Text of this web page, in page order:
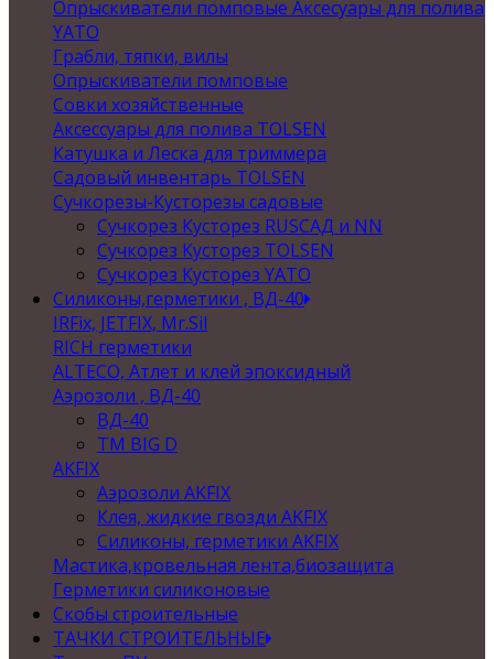
Опрыскиватели помповые Аксесуары для полива
YATO
Грабли, тяпки, вилы
Опрыскиватели помповые
Совки хозяйственные
Аксессуары для полива TOLSEN
Катушка и Леска для триммера
Садовый инвентарь TOLSEN
Сучкорезы-Кусторезы садовые
Сучкорез Кусторез RUSСАД и NN
Сучкорез Кусторез TOLSEN
Сучкорез Кусторез YATO
Силиконы,герметики , ВД-40
IRFix, JETFIX, Mr.Sil
RICH герметики
ALTECO, Атлет и клей эпоксидный
Аэрозоли , ВД-40
ВД-40
TM BIG D
AKFIX
Аэрозоли AKFIX
Клея, жидкие гвозди AKFIX
Силиконы, герметики AKFIX
Мастика,кровельная лента,биозащита
Герметики силиконовые
Скобы строительные
ТАЧКИ СТРОИТЕЛЬНЫЕ